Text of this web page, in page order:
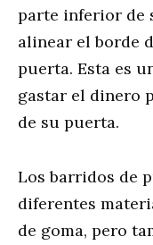
parte inferior de
alinear el borde
puerta. Esta es
gastar el dinero
de su puerta.
Los barridos de
diferentes
de goma, pero